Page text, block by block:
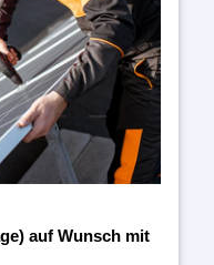
auf Wunsch mit